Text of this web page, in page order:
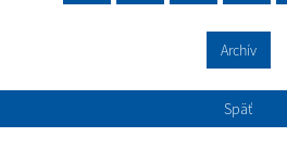
Archív
Späť